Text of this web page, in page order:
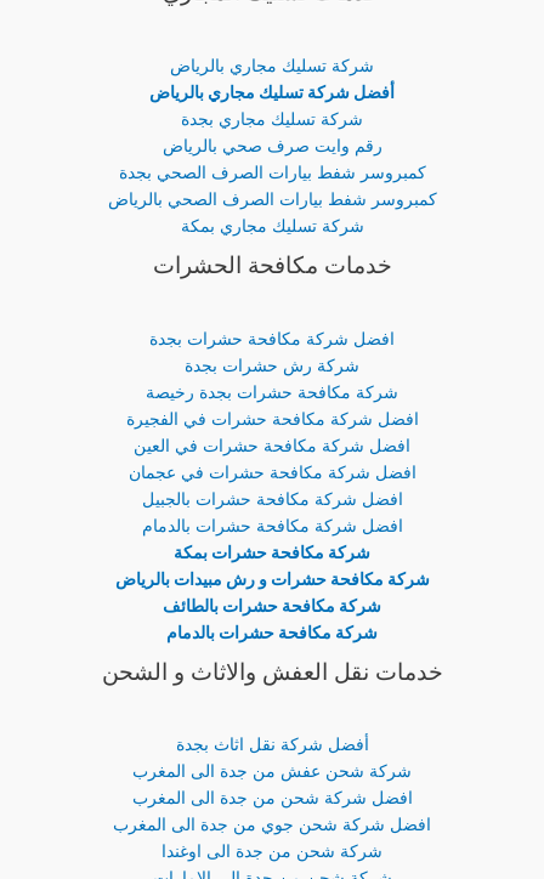
شركة تسليك مجاري بالرياض
أفضل شركة تسليك مجاري بالرياض
شركة تسليك مجاري بجدة
رقم وايت صرف صحي بالرياض
كمبروسر شفط بيارات الصرف الصحي بجدة
كمبروسر شفط بيارات الصرف الصحي بالرياض
شركة تسليك مجاري بمكة
خدمات مكافحة الحشرات
افضل شركة مكافحة حشرات بجدة
شركة رش حشرات بجدة
شركة مكافحة حشرات بجدة رخيصة
افضل شركة مكافحة حشرات في الفجيرة
افضل شركة مكافحة حشرات في العين
افضل شركة مكافحة حشرات في عجمان
افضل شركة مكافحة حشرات بالجبيل
افضل شركة مكافحة حشرات بالدمام
شركة مكافحة حشرات بمكة
شركة مكافحة حشرات و رش مبيدات بالرياض
شركة مكافحة حشرات بالطائف
شركة مكافحة حشرات بالدمام
خدمات نقل العفش والاثاث و الشحن
أفضل شركة نقل اثاث بجدة
شركة شحن عفش من جدة الى المغرب
افضل شركة شحن من جدة الى المغرب
افضل شركة شحن جوي من جدة الى المغرب
شركة شحن من جدة الى اوغندا